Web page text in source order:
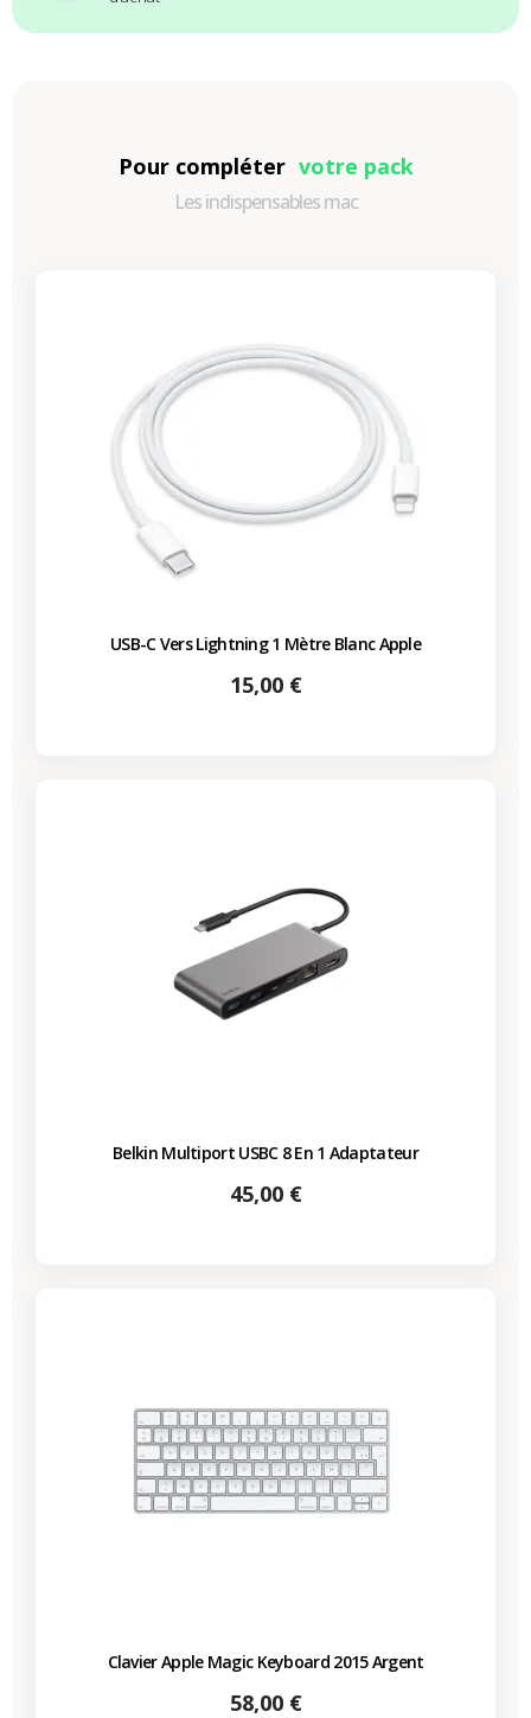
Pour compléter votre pack
Les indispensables mac
USB-C Vers Lightning 1 Mètre Blanc Apple
Prix
15,00 €
Belkin Multiport USBC 8 En 1 Adaptateur
Prix
45,00 €
Clavier Apple Magic Keyboard 2015 Argent
Prix
58,00 €